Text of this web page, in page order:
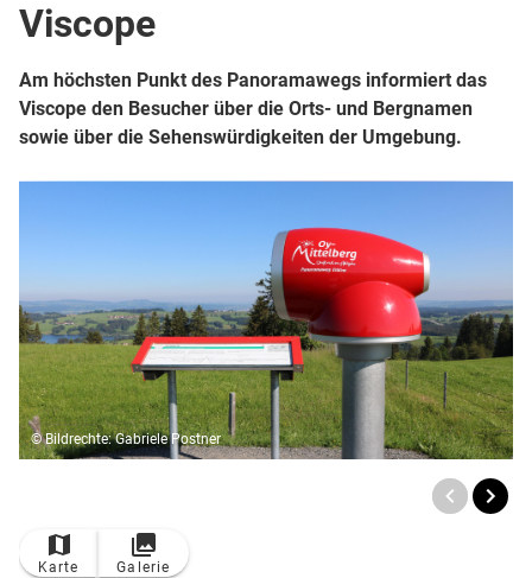
Viscope
Am höchsten Punkt des Panoramawegs informiert das
Viscope den Besucher über die Orts- und Bergnamen
sowie über die Sehenswürdigkeiten der Umgebung.
© Bildrechte: Gabriele Postner
Karte Galerie